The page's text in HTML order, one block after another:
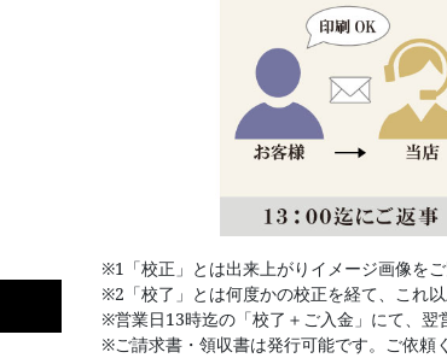
※1「校正」とは出来上がりイメージ画像を
※2「校了」とは何度かの校正を経て、これ
※営業日13時迄の「校了＋ご入金」にて、翌
※ご請求書・領収書は発行可能です。ご依頼